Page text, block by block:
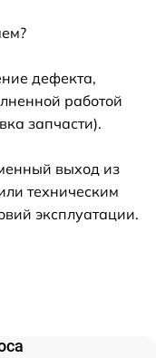
дефекта,
работой
запчасти).
выход из
техническим
эксплуатации.